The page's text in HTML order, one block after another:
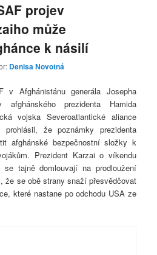
projev
může
k násilí
Denisa Novotná
v Afghánistánu generála Josepha
afghánského prezidenta Hamida
vojska Severoatlantické aliance
prohlásil, že poznámky prezidenta
afghánské bezpečnostní složky k
Prezident Karzai o víkendu
tajně domlouvají na prodloužení
že se obě strany snaží přesvědčovat
které nastane po odchodu USA ze